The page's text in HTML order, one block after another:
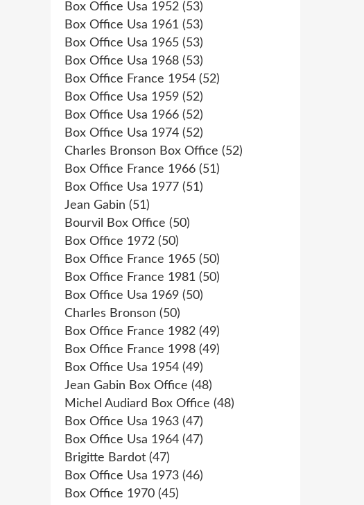
Box Office Usa 1952 (53)
Box Office Usa 1961 (53)
Box Office Usa 1965 (53)
Box Office Usa 1968 (53)
Box Office France 1954 (52)
Box Office Usa 1959 (52)
Box Office Usa 1966 (52)
Box Office Usa 1974 (52)
Charles Bronson Box Office (52)
Box Office France 1966 (51)
Box Office Usa 1977 (51)
Jean Gabin (51)
Bourvil Box Office (50)
Box Office 1972 (50)
Box Office France 1965 (50)
Box Office France 1981 (50)
Box Office Usa 1969 (50)
Charles Bronson (50)
Box Office France 1982 (49)
Box Office France 1998 (49)
Box Office Usa 1954 (49)
Jean Gabin Box Office (48)
Michel Audiard Box Office (48)
Box Office Usa 1963 (47)
Box Office Usa 1964 (47)
Brigitte Bardot (47)
Box Office Usa 1973 (46)
Box Office 1970 (45)